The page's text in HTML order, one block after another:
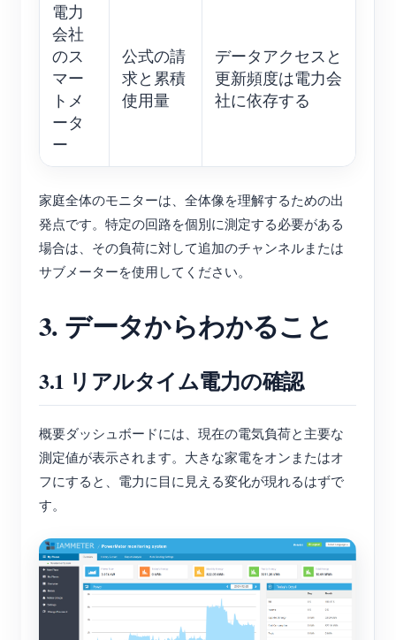
電力
会社
のス
マー
トメ
ータ
ー
公式の請
求と累積
使用量
データアクセスと
更新頻度は電力会
社に依存する
家庭全体のモニターは、全体像を理解するための出
発点です。特定の回路を個別に測定する必要がある
場合は、その負荷に対して追加のチャンネルまたは
サブメーターを使用してください。
3. データからわかること
3.1 リアルタイム電力の確認
概要ダッシュボードには、現在の電気負荷と主要な
測定値が表示されます。大きな家電をオンまたはオ
フにすると、電力に目に見える変化が現れるはずで
す。